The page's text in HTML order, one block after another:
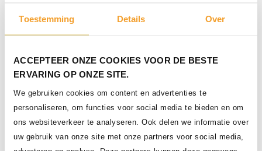
Toestemming Details Over
ACCEPTEER ONZE COOKIES VOOR DE BESTE
ERVARING OP ONZE SITE.
We gebruiken cookies om content en advertenties te
personaliseren, om functies voor social media te bieden en om
ons websiteverkeer te analyseren. Ook delen we informatie over
uw gebruik van onze site met onze partners voor social media,
Staalmaatwerk voor
wijnwinkel en
proeflokaal